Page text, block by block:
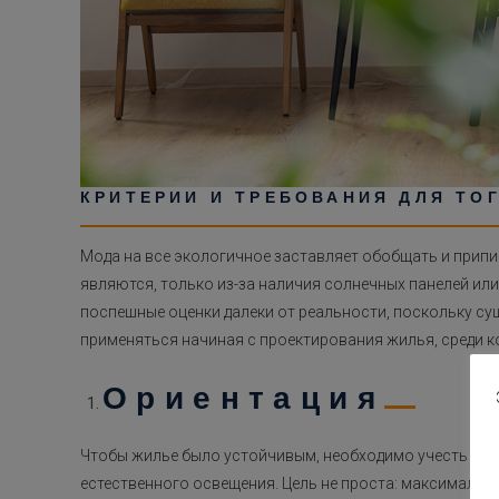
КРИТЕРИИ И ТРЕБОВАНИЯ ДЛЯ
Мода на все экологичное заставляет обобщать и
являются, только из-за наличия солнечных панелей
поспешные оценки далеки от реальности, поскольку
применяться начиная с проектирования жилья, среди
Ориентация
Чтобы жилье было устойчивым, необходимо учесть
естественного освещения. Цель не проста: